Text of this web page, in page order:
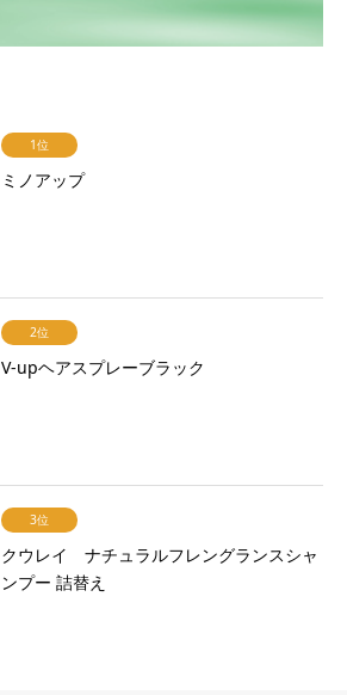
1位
ミノアップ
2位
V-upヘアスプレーブラック
3位
クウレイ ナチュラルフレングランスシャ
ンプー 詰替え